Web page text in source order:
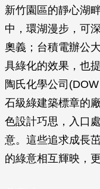
新竹園區的靜心湖
中，環湖漫步，可
奧義；台積電辦公
具綠化的效果，也
陶氏化學公司
石級綠建築標章的
色設計巧思，入口
意。這些追求成長
的綠意相互輝映，